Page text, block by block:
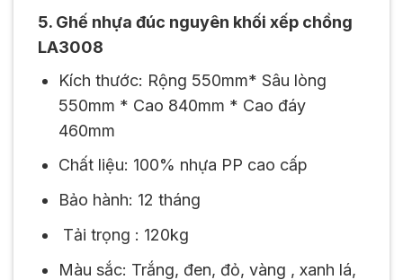
5. Ghế nhựa đúc nguyên khối xếp chồng
LA3008
Kích thước: Rộng 550mm* Sâu lòng
550mm * Cao 840mm * Cao đáy
460mm
Chất liệu: 100% nhựa PP cao cấp
Bảo hành: 12 tháng
Tải trọng : 120kg
Màu sắc: Trắng, đen, đỏ, vàng , xanh lá,